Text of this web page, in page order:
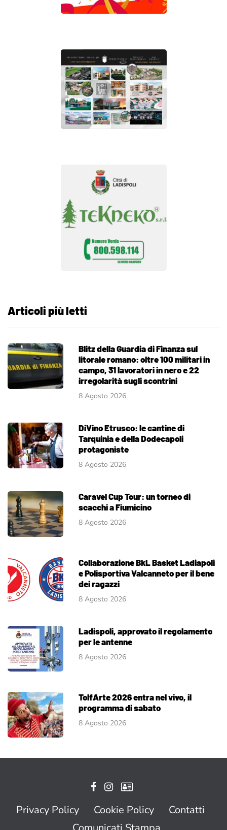
Articoli più letti
Blitz della Guardia di Finanza sul
litorale romano: oltre 100 militari in
campo, 31 lavoratori in nero e 22
irregolarità sugli scontrini
8 Agosto 2026
DiVino Etrusco: le cantine di
Tarquinia e della Dodecapoli
protagoniste
8 Agosto 2026
Caravel Cup Tour: un torneo di
scacchi a Fiumicino
8 Agosto 2026
Collaborazione BkL Basket Ladiapoli
e Polisportiva Valcanneto per il bene
dei ragazzi
8 Agosto 2026
Ladispoli, approvato il regolamento
per le antenne
8 Agosto 2026
TolfArte 2026 entra nel vivo, il
programma di sabato
8 Agosto 2026
Privacy Policy Cookie Policy
Contatti